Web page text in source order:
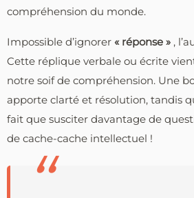
compréhension du monde.
Impossible d’ignorer « réponse » ,
Cette réplique verbale ou écrite
notre soif de compréhension. Une
apporte clarté et résolution, tandis
fait que susciter davantage de
de cache-cache intellectuel !